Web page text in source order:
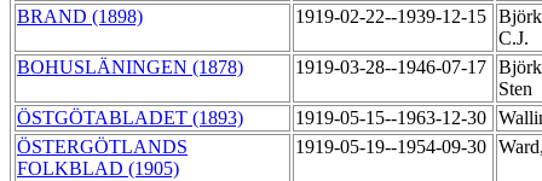
BRAND (1898)
1919-02-22--1939-12-15
C.J.
BOHUSLÄNINGEN (1878)
1919-03-28--1946-07-17
Sten
ÖSTGÖTABLADET (1893)
1919-05-15--1963-12-30
ÖSTERGÖTLANDS
FOLKBLAD (1905)
1919-05-19--1954-09-30